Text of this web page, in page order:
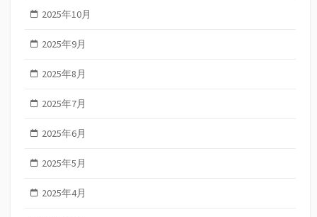
2025年10月
2025年9月
2025年8月
2025年7月
2025年6月
2025年5月
2025年4月